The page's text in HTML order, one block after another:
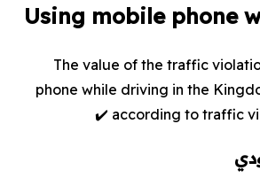
Using mobile phone
The value of the traffic
phone while driving in the
according to traffic